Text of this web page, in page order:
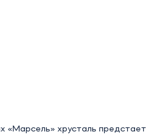
«Марсель» хрусталь предстает